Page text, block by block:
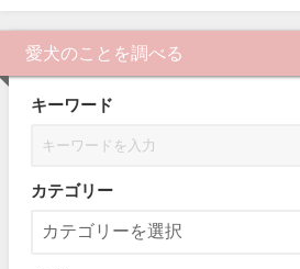
愛犬のことを調べる
キーワード
カテゴリー